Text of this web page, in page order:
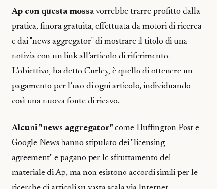
Ap con questa mossavorrebbe trarre profitto dalla
pratica, finora gratuita, effettuata da motori di ricerca
e dai "news aggregator" di mostrare il titolo di una
notizia con un link all’articolo di riferimento.
L’obiettivo, ha detto Curley, è quello di ottenere un
pagamento per l’uso di ogni articolo, individuando
così una nuova fonte di ricavo.
Alcuni "news aggregator" come Huffington Post e
Google News hanno stipulato dei "licensing
agreement" e pagano per lo sfruttamento del
materiale di Ap, ma non esistono accordi simili per le